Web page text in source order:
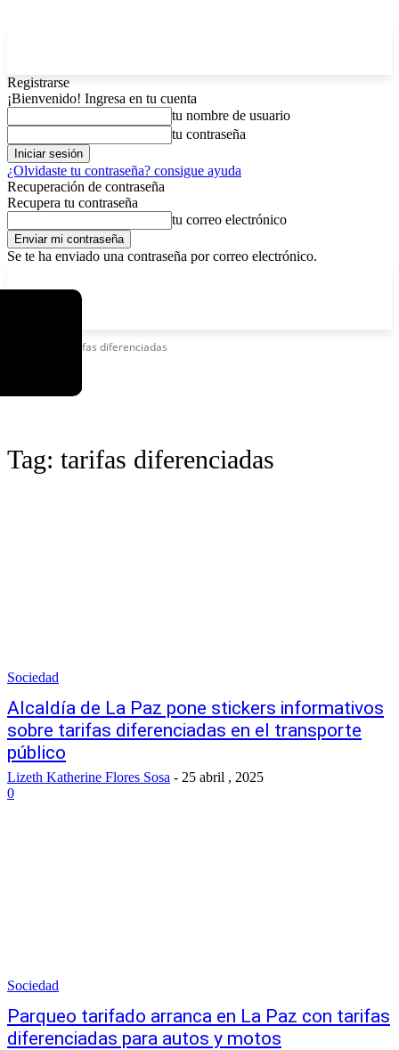
Registrarse
¡Bienvenido! Ingresa en tu cuenta
tu nombre de usuario
tu contraseña
¿Olvidaste tu contraseña? consigue ayuda
Recuperación de contraseña
Recupera tu contraseña
tu correo electrónico
Se te ha enviado una contraseña por correo electrónico.
Tarifas diferenciadas
Tag: tarifas diferenciadas
Sociedad
Alcaldía de La Paz pone stickers informativos
sobre tarifas diferenciadas en el transporte
público
Lizeth Katherine Flores Sosa - 25 abril , 2025
0
Sociedad
Parqueo tarifado arranca en La Paz con tarifas
diferenciadas para autos y motos